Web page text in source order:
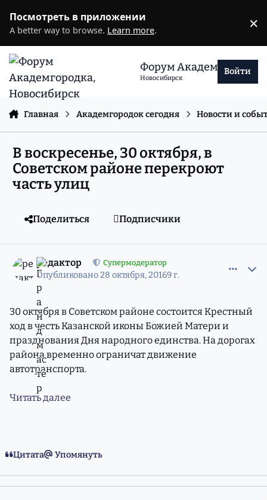
Посмотреть в приложении
A better way to browse. Learn more. ×
Форум Академгородка
Новосибирск
Войти
Главная Академгородок сегодня Новости и
В воскресенье, 30 октября, в
Советском районе перекроют
часть улиц
Поделиться Подписчики
редактор Супермодератор
Опубликовано28 октября, 20169 г.
30 октября в Советском районе состоится Крестный
ход в честь Казанской иконы Божией Матери и
празднования Дня народного единства. На дорогах
района временно ограничат движение
автотранспорта.
Читать далее
Цитата Упомянуть